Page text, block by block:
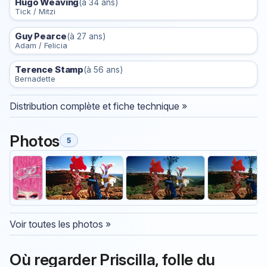
Hugo Weaving(à 34 ans)
Tick / Mitzi
Guy Pearce(à 27 ans)
Adam / Felicia
Terence Stamp(à 56 ans)
Bernadette
Distribution complète et fiche technique »
Photos 5
Voir toutes les photos »
Où regarder Priscilla, folle du